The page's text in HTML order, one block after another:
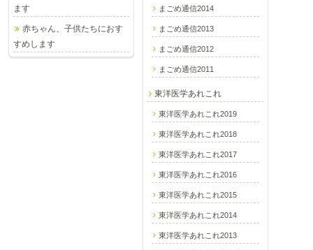
まごめ通信2014
まごめ通信2013
まごめ通信2012
まごめ通信2011
東洋医学あれこれ
東洋医学あれこれ2019
東洋医学あれこれ2018
東洋医学あれこれ2017
東洋医学あれこれ2016
東洋医学あれこれ2015
東洋医学あれこれ2014
東洋医学あれこれ2013
ます
赤ちゃん、子供たちにおす
すめします